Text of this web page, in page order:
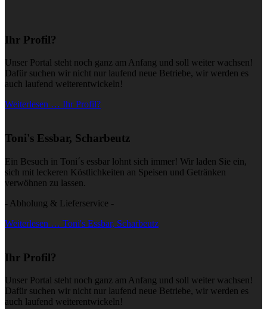
Ihr Profil?
Unser Portal steht noch ganz am Anfang und soll weiter wachsen!
Dafür suchen wir nicht nur laufend neue Betriebe, wir werden es
auch laufend weiterentwickeln!
Weiterlesen … Ihr Profil?
Toni's Essbar, Scharbeutz
Ein Besuch in Toni´s essbar lohnt sich immer! Wir laden Sie ein,
sich mit leckeren Köstlichkeiten an Speisen und Getränken
verwöhnen zu lassen.
- Abholung & Lieferservice -
Weiterlesen … Toni's Essbar, Scharbeutz
Ihr Profil?
Unser Portal steht noch ganz am Anfang und soll weiter wachsen!
Dafür suchen wir nicht nur laufend neue Betriebe, wir werden es
auch laufend weiterentwickeln!